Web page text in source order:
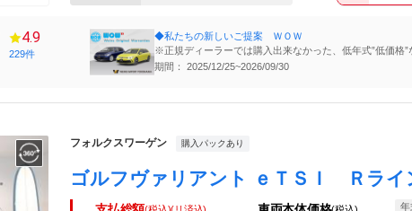
4.9
229件
◆私たちの新しいご提案 ＷＯＷ
※正規ディーラーでは購入出来なかった、低年式”低価格”
期間： 2025/12/25~2026/09/30
フォルクスワーゲン 購入パックあり
(税込)(リ済込) (税込) 年